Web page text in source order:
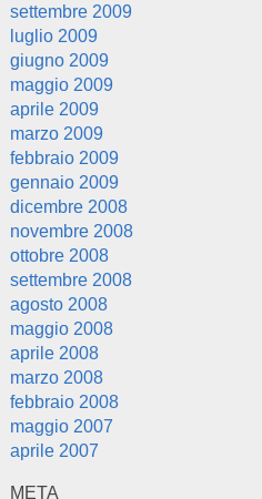
settembre 2009
luglio 2009
giugno 2009
maggio 2009
aprile 2009
marzo 2009
febbraio 2009
gennaio 2009
dicembre 2008
novembre 2008
ottobre 2008
settembre 2008
agosto 2008
maggio 2008
aprile 2008
marzo 2008
febbraio 2008
maggio 2007
aprile 2007
META